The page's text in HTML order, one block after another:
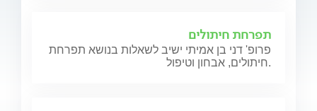
תפרחת חיתולים
פרופ' דני בן אמיתי ישיב לשאלות בנושא תפרחת
חיתולים, אבחון וטיפול.